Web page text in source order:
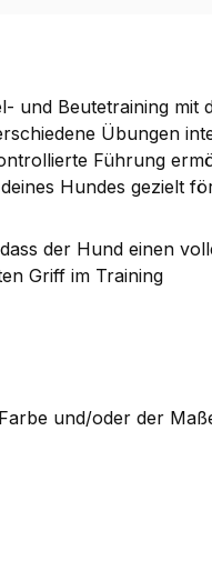
und Beutetraining mit
Übungen
Führung
Hundes gezielt
der Hund einen
Griff im Training
und/oder der